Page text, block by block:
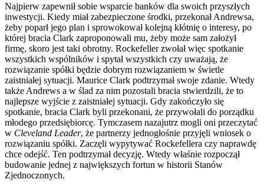
Najpierw zapewnił sobie wsparcie banków dla swoich przyszłych
inwestycji. Kiedy miał zabezpieczone środki, przekonał Andrewsa,
żeby poparł jego plan i sprowokował kolejną kłótnię o interesy, po
której bracia Clark zaproponowali mu, żeby może sam założył
firmę, skoro jest taki obrotny. Rockefeller zwołał więc spotkanie
wszystkich wspólników i spytał wszystkich czy uważają, że
rozwiązanie spółki będzie dobrym rozwiązaniem w świetle
zaistniałej sytuacji. Maurice Clark podtrzymał swoje zdanie. Wtedy
także Andrews a w ślad za nim pozostali bracia stwierdzili, że to
najlepsze wyjście z zaistniałej sytuacji. Gdy zakończyło się
spotkanie, bracia Clark byli przekonani, że przywołali do porządku
młodego przedsiębiorcę. Tymczasem nazajutrz mogli oni przeczytać
w Cleveland Leader, że partnerzy jednogłośnie przyjęli wniosek o
rozwiązaniu spółki. Zaczęli wypytywać Rockefellera czy naprawdę
chce odejść. Ten podtrzymał decyzję. Wtedy właśnie rozpoczął
budowanie jednej z największych fortun w historii Stanów
Zjednoczonych.